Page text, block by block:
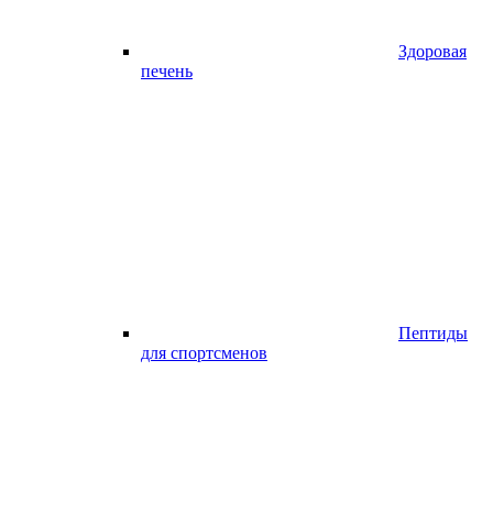
Здоровая
печень
Пептиды
для спортсменов